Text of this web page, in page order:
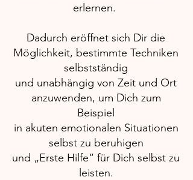
erlernen.
Dadurch eröffnet sich Dir die
Möglichkeit, bestimmte Techniken
selbstständig
und unabhängig von Zeit und Ort
anzuwenden, um Dich zum
Beispiel
in akuten emotionalen Situationen
selbst zu beruhigen
und „Erste Hilfe“ für Dich selbst zu
leisten.